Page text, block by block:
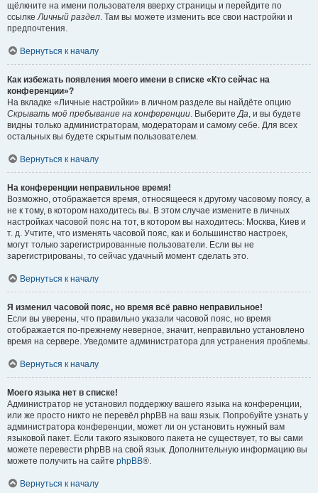
щёлкните на имени пользователя вверху страницы и перейдите по
ссылкеЛичный раздел. Там вы можете изменить все свои настройки и
предпочтения.
Вернуться к началу
Как избежать появления моего имени в списке «Кто сейчас на
конференции»?
На вкладке «Личные настройки» в личном разделе вы найдёте опцию
Скрывать моё пребывание на конференции. ВыберитеДа, и вы будете
видны только администраторам, модераторам и самому себе. Для всех
остальных вы будете скрытым пользователем.
Вернуться к началу
На конференции неправильное время!
Возможно, отображается время, относящееся к другому часовому поясу, а
не к тому, в котором находитесь вы. В этом случае измените в личных
настройках часовой пояс на тот, в котором вы находитесь: Москва, Киев и
т. д. Учтите, что изменять часовой пояс, как и большинство настроек,
могут только зарегистрированные пользователи. Если вы не
зарегистрированы, то сейчас удачный момент сделать это.
Вернуться к началу
Я изменил часовой пояс, но время всё равно неправильное!
Если вы уверены, что правильно указали часовой пояс, но время
отображается по-прежнему неверное, значит, неправильно установлено
время на сервере. Уведомите администратора для устранения проблемы.
Вернуться к началу
Моего языка нет в списке!
Администратор не установил поддержку вашего языка на конференции,
или же просто никто не перевёл phpBB на ваш язык. Попробуйте узнать у
администратора конференции, может ли он установить нужный вам
языковой пакет. Если такого языкового пакета не существует, то вы сами
можете перевести phpBB на свой язык. Дополнительную информацию вы
можете получить на сайте phpBB®.
Вернуться к началу